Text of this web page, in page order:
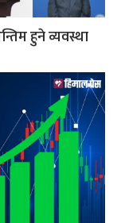
हुने व्यवस्था